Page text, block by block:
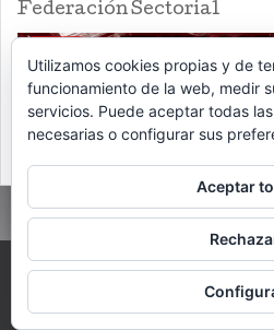
Federación Sectorial
PROUDLY POWERED BY WORDPRESS
Utilizamos cookies propias y de
funcionamiento de la web, medir
servicios. Puede aceptar todas
necesarias o configurar sus
Aceptar